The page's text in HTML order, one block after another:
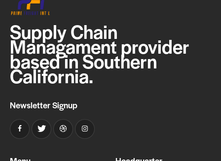
Supply Chain
Managament provider
based in Southern
California.
Newsletter Signup